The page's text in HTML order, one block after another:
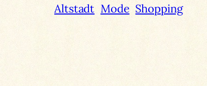
Altstadt Mode Shopping